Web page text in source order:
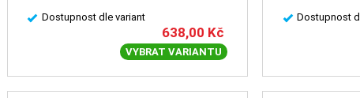
Dostupnost dle variant
638,00 Kč
VYBRAT VARIANTU
Dostupnost